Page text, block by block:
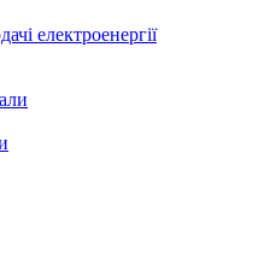
електроенергії